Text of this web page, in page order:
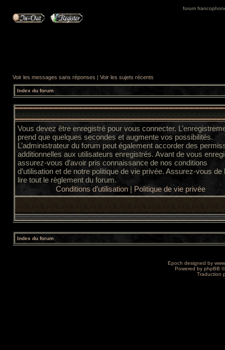
forum
Voir les messages sans réponses | Voir les sujets récents
Index du forum
Vous devez être enregistré pour vous connecter.
prend que quelques secondes et augmente vos possibilités.
L’administrateur du forum peut également accorder des
additionnelles aux utilisateurs enregistrés. Avant de vous
assurez-vous d’avoir pris connaissance de nos conditions
d’utilisation et de notre politique de vie privée. Assurez-vous de
lire tout le règlement du forum.
Conditions d’utilisation| Politique de vie privée
Index du forum
Epoch designed by
Powered by phpBB
Traduction